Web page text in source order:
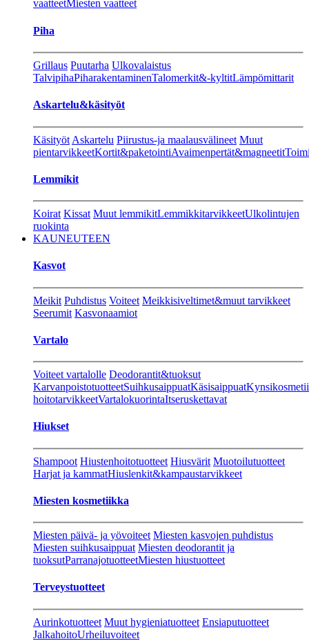
vaatteetMiesten vaatteet
Piha
Grillaus Puutarha Ulkovalaistus
TalvipihaPiharakentaminenTalomerkit&-kyltitLämpömittarit
Askartelu&käsityöt
Käsityöt Askartelu Piirustus-ja maalausvälineet Muut
pientarvikkeetKortit&paketointiAvaimenpertät&magneetit
Lemmikit
Koirat Kissat Muut lemmikitLemmikkitarvikkeetUlkolintujen
ruokinta
KAUNEUTEEN
Kasvot
Meikit Puhdistus Voiteet Meikkisiveltimet&muut tarvikkeet
Seerumit Kasvonaamiot
Vartalo
Voiteet vartalolle Deodorantit&tuoksut
KarvanpoistotuotteetSuihkusaippuatKäsisaippuat
hoitotarvikkeetVartalokuorintaItseruskettavat
Hiukset
Shampoot Hiustenhoitotuotteet Hiusvärit Muotoilutuotteet
Harjat ja kammatHiuslenkit&kampaustarvikkeet
Miesten kosmetiikka
Miesten päivä- ja yövoiteet Miesten kasvojen puhdistus
Miesten suihkusaippuat Miesten deodorantit ja
tuoksutParranajotuotteetMiesten hiustuotteet
Terveystuotteet
Aurinkotuotteet Muut hygieniatuotteet Ensiaputuotteet
JalkahoitoUrheiluvoiteet